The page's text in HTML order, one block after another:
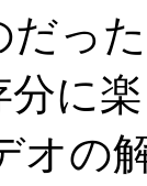
だっ
に
の